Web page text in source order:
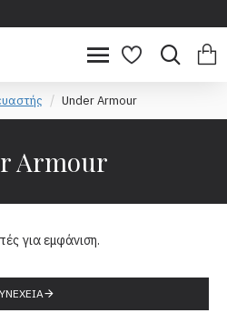
Under Armour
Armour
για εμφάνιση.